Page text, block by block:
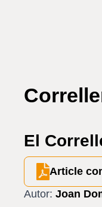
El
Article
Autor: Joan